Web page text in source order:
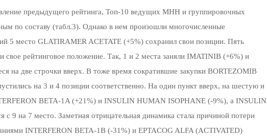
предыдущего рейтинга, Топ-10 ведущих МНН и группировочных
по составу (табл.3). Однако в нем произошли многочисленные
5 место GLATIRAMER ACETATE (+5%) сохранил свои позиции. Пять
свое рейтинговое положение. Так, 1 и 2 места заняли IMATINIB (+6%) и
на две строчки вверх. В тоже время сократившие закупки BORTEZOMIB
на 3 и 4 позиции соответственно. На один пункт вверх, на шестую и
BETA-1A (+21%) и INSULIN HUMAN ISOPHANE (-9%), а INSULIN
с 9 на 7 место. Заметная отрицательная динамика стала причиной потери
INTERFERON BETA-1B (-31%) и EPTACOG ALFA (ACTIVATED)